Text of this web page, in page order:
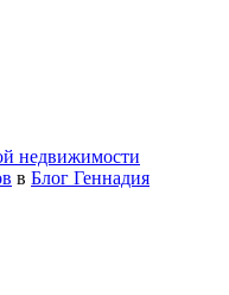
недвижимости
в Блог Геннадия